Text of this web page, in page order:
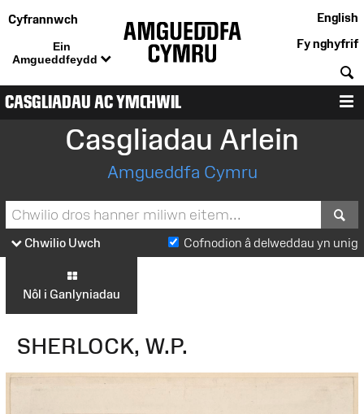
Cyfrannwch
Ein
Amgueddfeydd
English
Fy nghyfrif
CASGLIADAU AC YMCHWIL
Casgliadau Arlein
Amgueddfa Cymru
Chwilio Uwch Cofnodion â delweddau yn unig
Nôl i Ganlyniadau
SHERLOCK, W.P.